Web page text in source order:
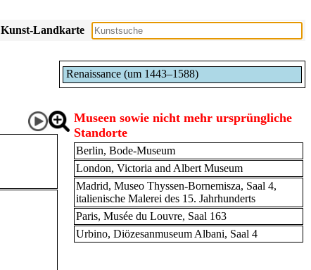
Kunst-Landkarte
Renaissance (um 1443–1588)
Museen sowie nicht mehr ursprüngliche
Standorte
Berlin, Bode-Museum
London, Victoria and Albert Museum
Madrid, Museo Thyssen-Bornemisza, Saal 4,
italienische Malerei des 15. Jahrhunderts
Paris, Musée du Louvre, Saal 163
Urbino, Diözesanmuseum Albani, Saal 4